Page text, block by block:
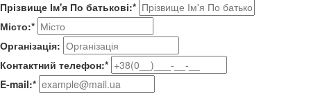
Прізвище Ім'я По батькові:*
Місто:*
Організація:
Контактний телефон:*
E-mail:*